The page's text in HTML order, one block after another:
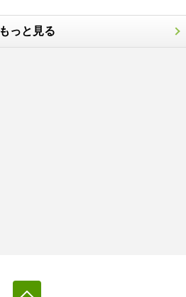
もっと見る